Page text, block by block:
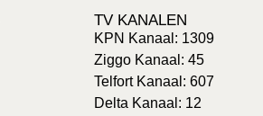
TV KANALEN
KPN Kanaal: 1309
Ziggo Kanaal: 45
Telfort Kanaal: 607
Delta Kanaal: 12